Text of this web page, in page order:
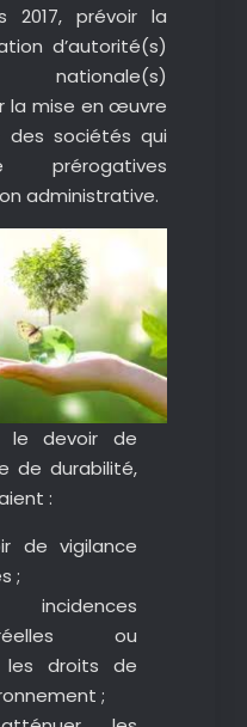
2017, prévoir la
d’autorité(s)
nationale(s)
la mise en œuvre
des sociétés qui
prérogatives
administrative.
le devoir de
de durabilité,
:
de vigilance
;
ou
les droits de
;